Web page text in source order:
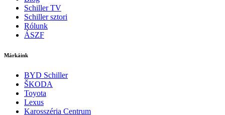
Schiller TV
Schiller sztori
Rólunk
ÁSZF
Márkáink
BYD Schiller
ŠKODA
Toyota
Lexus
Karosszéria Centrum